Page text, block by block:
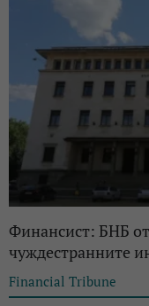
Финансист: БНБ
чуждестранните
Financial Tribune